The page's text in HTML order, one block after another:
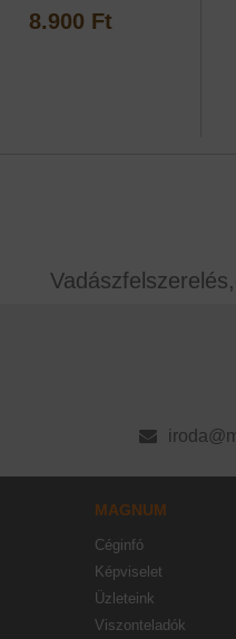
8.900 Ft
MAGNUM
Céginfó
Képviselet
Üzleteink
Viszonteladók